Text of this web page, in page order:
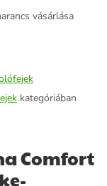
vásárlása
kategóriában
Comfort